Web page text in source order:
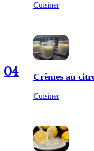
Cuisiner
04 Crèmes au
Cuisiner